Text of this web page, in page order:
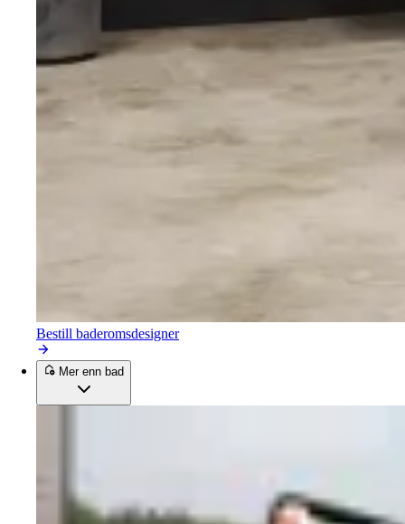
Bestill baderomsdesigner
Mer enn bad